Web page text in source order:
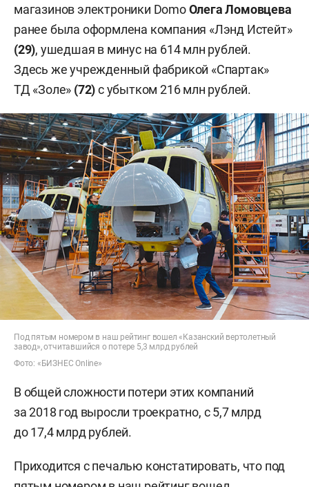
магазинов электроники DomoОлега Ломовцева
ранее была оформлена компания «Лэнд Истейт»
(29), ушедшая в минус на 614 млн рублей.
Здесь же учрежденный фабрикой «Спартак»
ТД «Золе» (72)с убытком 216 млн рублей.
Под пятым номером в наш рейтинг вошел «Казанский вертолетный
завод», отчитавшийся о потере 5,3 млрд рублей
Фото: «БИЗНЕС Online»
В общей сложности потери этих компаний
за 2018 год выросли троекратно, с 5,7 млрд
до 17,4 млрд рублей.
Приходится с печалью констатировать, что под